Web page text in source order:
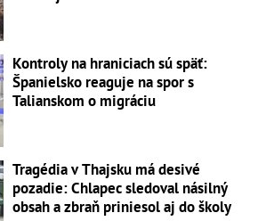
Kontroly na hraniciach sú späť:
Španielsko reaguje na spor s
Talianskom o migráciu
Tragédia v Thajsku má desivé
pozadie: Chlapec sledoval násilný
obsah a zbraň priniesol aj do školy